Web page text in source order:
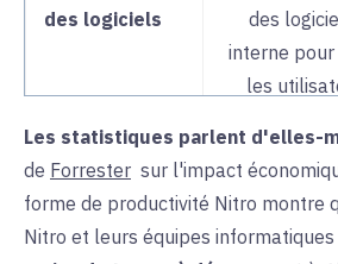
des logiciels
des
interne
les
Analyse
Les statistiques parlent d'elles-
de Forrester sur l'impact
forme de productivité Nitro montre
Nitro et leurs équipes